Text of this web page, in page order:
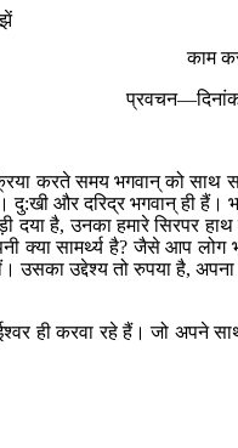
काम
करते समय भगवान् को साथ
और दरिद्र भगवान् ही
दया है, उनका हमारे
क्या सामर्थ्य है? जैसे आप
उद्देश्य तो रुपया है,
ही करवा रहे हैं। जो अपने